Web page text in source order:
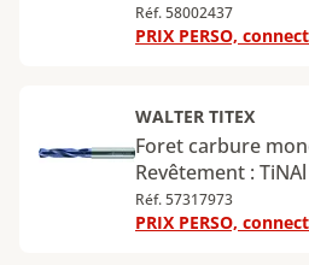
Réf. 58002437
PRIX PERSO,
WALTER TITEX
Foret carbure
Revêtement :
Longueur utile : 35
totale : 89 mm -
Réf. 57317973
PRIX PERSO,